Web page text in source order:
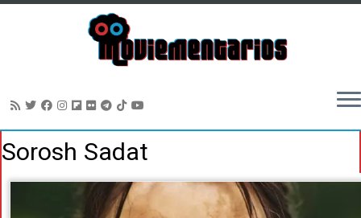
alSorosh Sadat